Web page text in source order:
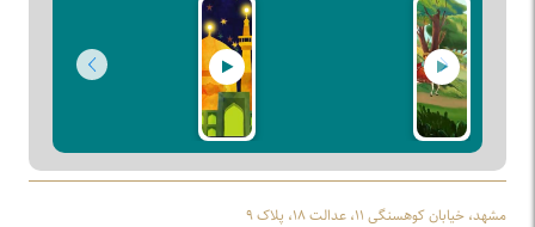
مشهد، خیابان کوهسنگی ۱۱، عدالت ۱۸، پلاک ۹